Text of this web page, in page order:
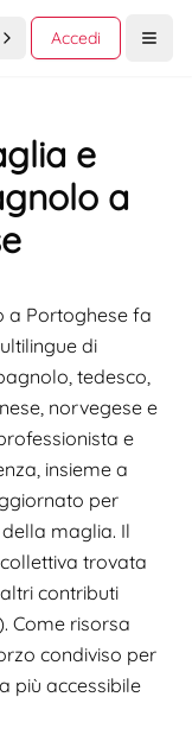
Accedi
e
a
a Portoghese fa
di
tedesco,
norvegese e
e
insieme a
per
maglia. Il
trovata
contributi
Come risorsa
condiviso per
più accessibile